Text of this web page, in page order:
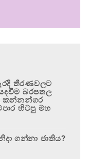
තීරණවලට
බරපතල
කන්නන්ගර
හිටපු මහ
ගන්නා ජාතිය?